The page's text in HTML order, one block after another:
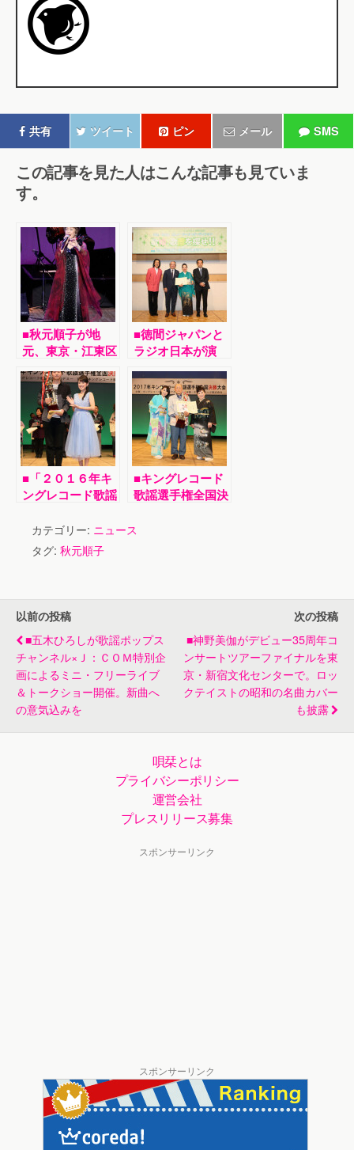
共有 ツイート ピン メール SMS
この記事を見た人はこんな記事も見ていま
す。
■秋元順子が地
元、東京・江東区
のティアラこうと
うでバースデーラ
イブ。「愛のまま
で…」から10年
が
■徳間ジャパンと
ラジオ日本が演
歌・歌謡曲新人ア
ーティストオーデ
ィション。グラン
プリは和歌山在住
の21歳、末吉実
鈴さんが受賞
■「２０１６年キ
ングレコード歌謡
会」のグランドチ
ャンピオンは17
歳の佐藤亜蘭さん
ゲスト出演
■キングレコード
歌謡選手権全国決
年度グランドチャ
カテゴリー: ニュース
タグ: 秋元順子
以前の投稿
■五木ひろしが歌謡ポップス
チャンネル×Ｊ：ＣＯＭ特別企
画によるミニ・フリーライブ
＆トークショー開催。新曲へ
の意気込みを
次の投稿
■神野美伽がデビュー35周年コ
ンサートツアーファイナルを東
京・新宿文化センターで。ロッ
クテイストの昭和の名曲カバー
も披露
唄栞とは
プライバシーポリシー
運営会社
プレスリリース募集
スポンサーリンク
スポンサーリンク